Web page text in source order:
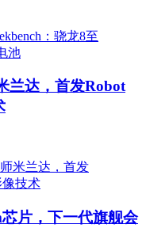
兰达，首发Robot
片，下一代旗舰会